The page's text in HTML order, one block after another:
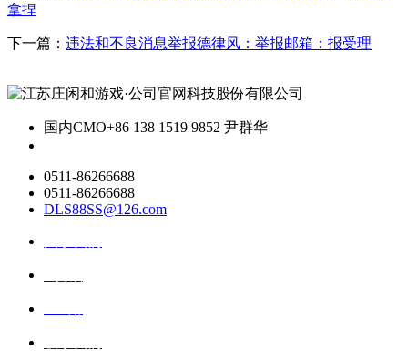
拿捏
下一篇： 违法和不良消息举报德律风：举报邮箱：报受理
国内CMO+86 138 1519 9852 尹群华
0511-86266688
0511-86266688
DLS88SS@126.com